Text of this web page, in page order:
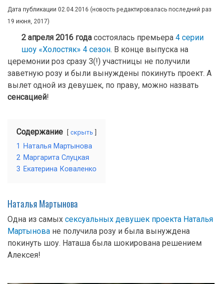
Дата публикации 02.04.2016 (новость редактировалась последний раз
19 июня, 2017)
2 апреля 2016 года состоялась премьера 4 серии
шоу «Холостяк» 4 сезон. В конце выпуска на
церемонии роз сразу 3(!) участницы не получили
заветную розу и были вынуждены покинуть проект. А
вылет одной из девушек, по праву, можно назвать
сенсацией!
Содержание скрыть
1
Наталья Мартынова
2 Маргарита Слуцкая
3 Екатерина Коваленко
Наталья Мартынова
Одна из самых сексуальных девушек проекта Наталья
Мартынова не получила розу и была вынуждена
покинуть шоу. Наташа была шокирована решением
Алексея!